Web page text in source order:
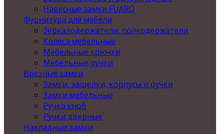
Навесные замки FUARO
Фурнитура для мебели
Зеркалодержатели, полкодержатели
Колеса мебельные
Мебельные крючки
Мебельные ручки
Врезные замки
Замки, защелки, корпусы и ручки
Замки мебельные
Ручка кноб
Ручки дверные
Накладные замки